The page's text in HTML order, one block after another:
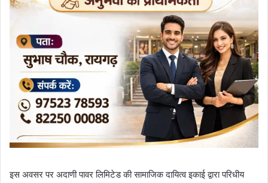
इस अवसर पर अदाणी पावर लिमिटेड की सामाजिक दायित्व इकाई द्वारा परिधीय